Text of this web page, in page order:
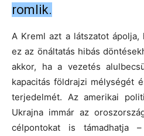
romlik.
A Kreml azt a látszatot
ez az önáltatás hibás
akkor, ha a vezetés
kapacitás földrajzi mélységét
terjedelmét. Az amerikai
Ukrajna immár az
célpontokat is támadhatja